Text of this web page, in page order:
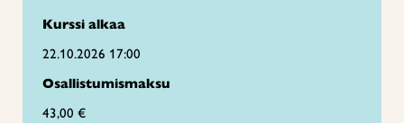
Kurssi alkaa
22.10.2026 17:00
Osallistumismaksu
43,00 €